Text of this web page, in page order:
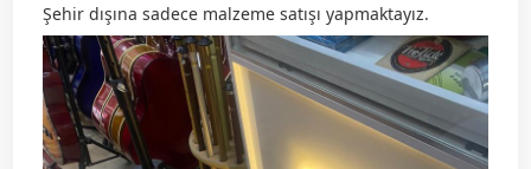
Şehir dışına sadece malzeme satışı yapmaktayız.